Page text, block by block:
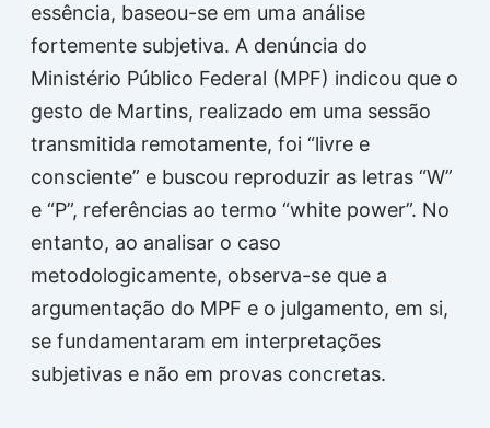
essência, baseou-se em uma análise
fortemente subjetiva. A denúncia do
Ministério Público Federal (MPF) indicou que o
gesto de Martins, realizado em uma sessão
transmitida remotamente, foi “livre e
consciente” e buscou reproduzir as letras “W”
e “P”, referências ao termo “white power”. No
entanto, ao analisar o caso
metodologicamente, observa-se que a
argumentação do MPF e o julgamento, em si,
se fundamentaram em interpretações
subjetivas e não em provas concretas.